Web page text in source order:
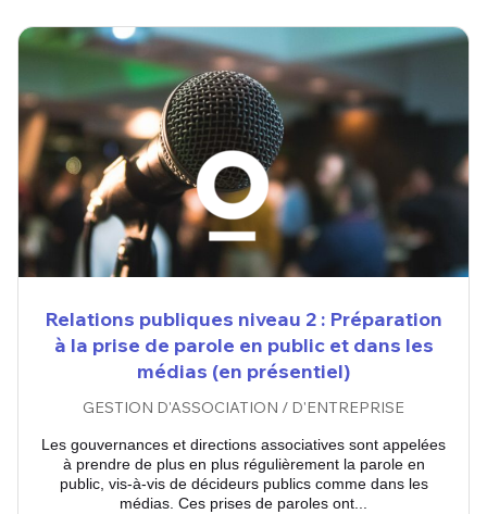
Relations publiques niveau 2 : Préparation
à la prise de parole en public et dans les
médias (en présentiel)
GESTION D'ASSOCIATION / D'ENTREPRISE
Les gouvernances et directions associatives sont appelées
à prendre de plus en plus régulièrement la parole en
public, vis-à-vis de décideurs publics comme dans les
médias. Ces prises de paroles ont...